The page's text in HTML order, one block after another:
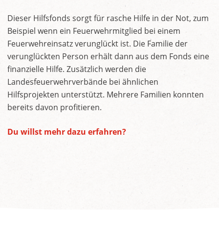
Dieser Hilfsfonds sorgt für rasche Hilfe in der Not, zum
Beispiel wenn ein Feuerwehrmitglied bei einem
Feuerwehreinsatz verunglückt ist. Die Familie der
verunglückten Person erhält dann aus dem Fonds eine
finanzielle Hilfe. Zusätzlich werden die
Landesfeuerwehrverbände bei ähnlichen
Hilfsprojekten unterstützt. Mehrere Familien konnten
bereits davon profitieren.
Du willst mehr dazu erfahren?